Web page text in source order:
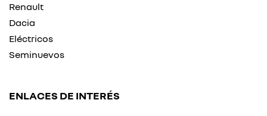
Renault
Dacia
Eléctricos
Seminuevos
ENLACES DE INTERÉS